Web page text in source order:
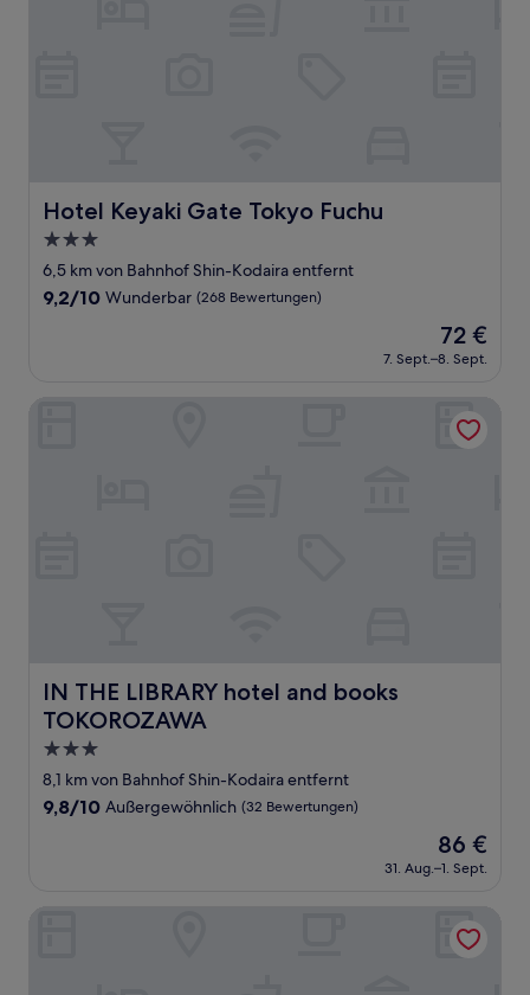
Hotel Keyaki Gate Tokyo Fuchu
Hotel Keyaki Gate Tokyo Fuchu
3.0-
Sterne-
Unterkunft
6,5 km von Bahnhof Shin-Kodaira entfernt
9.2
Bewertungen)
9,2/10 Wunderbar (268 Bewertungen)
Der
Preis
beträgt
72 €
7. Sept.–8. Sept.
IN THE LIBRARY hotel and books
TOKOROZAWA
IN THE LIBRARY hotel and books TOKOROZAWA
3.0-
Sterne-
Unterkunft
8,1 km von Bahnhof Shin-Kodaira entfernt
9.8
Bewertungen)
9,8/10 Außergewöhnlich (32 Bewertungen)
Der
Preis
beträgt
86 €
31. Aug.–1. Sept.